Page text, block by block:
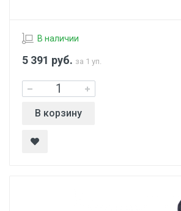
В наличии
5 391 руб. за 1 уп.
В корзину